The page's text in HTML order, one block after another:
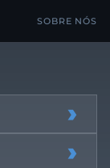
SOBRE NÓS
›
›